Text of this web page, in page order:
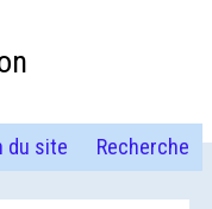
du site Recherche